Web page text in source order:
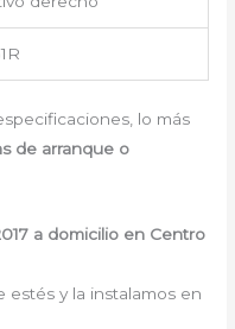
lo más
de arranque o
a domicilio en Centro
estés y la instalamos en